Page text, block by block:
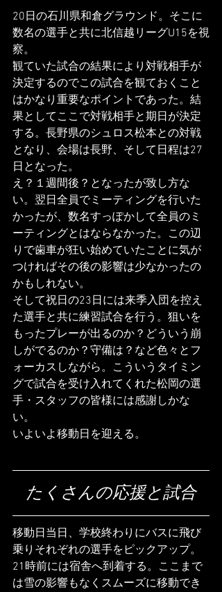
20日の石川県和倉グラウンド。そこに
数名の選手と共に北信越リーグU15を視
察。
観ていた試合の結果により対戦相手が
決定するのでこの試合を観ておくこと
はかなり重要なポイントであった。結
果としてここで対戦相手と期日が決定
する。長野県のシュロス松本との対戦
となり、会場は長野、そして日程は27
日となった。
え？１週間後？となったが致し方な
い。翌日全員でミーティングを行いた
かったが、数名すっぽかして全員のミ
ーティングとはならなかった。この辺
りで歯車が狂い始めていたことに気が
つければその後の影響は少なかったの
かもしれない。
そして祝日の23日には来季入団を控え
た選手と共に練習試合を行う。狙いを
もったプレーが出るのか？どういう崩
しがでるのか？守備は？など色々とフ
ォーカスしながら。こういうタイミン
グで試合を受け入れてくれた松岡の選
手・スタッフの皆様には感謝しかな
い。
いよいよ移動日を迎える。
たくさんの応援と試合
移動日当日、学校終わりにバスに飛び
乗りそれぞれの選手をピックアップ。
21時前には宿舎へ到着する。ここまで
は雪の影響もなくスムーズに移動でき